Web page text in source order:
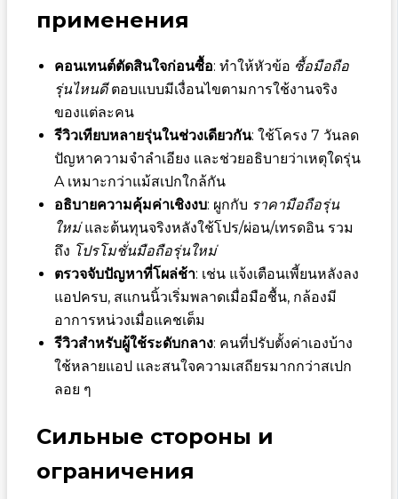
применения
คอนเทนต์ตัดสินใจก่อนซื้อ: ทำให้หัวข้อ ซื้อมือถือ
รุ่นไหนดีตอบแบบมีเงื่อนไขตามการใช้งานจริง
ของแต่ละคน
รีวิวเทียบหลายรุ่นในช่วงเดียวกัน: ใช้โครง 7 วันลด
ปัญหาความจำลำเอียง และช่วยอธิบายว่าเหตุใดรุ่น
A เหมาะกว่าแม้สเปกใกล้กัน
อธิบายความคุ้มค่าเชิงงบ: ผูกกับ ราคามือถือรุ่น
ใหม่และต้นทุนจริงหลังใช้โปร/ผ่อน/เทรดอิน รวม
ถึง โปรโมชั่นมือถือรุ่นใหม่
ตรวจจับปัญหาที่โผล่ช้า: เช่น แจ้งเตือนเพี้ยนหลังลง
แอปครบ, สแกนนิ้วเริ่มพลาดเมื่อมือชื้น, กล้องมี
อาการหน่วงเมื่อแคชเต็ม
รีวิวสำหรับผู้ใช้ระดับกลาง: คนที่ปรับตั้งค่าเองบ้าง
ใช้หลายแอป และสนใจความเสถียรมากกว่าสเปก
ลอย ๆ
Сильные стороны и
ограничения